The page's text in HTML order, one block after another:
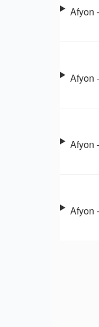
Afyon
Afyon
Afyon
Afyon